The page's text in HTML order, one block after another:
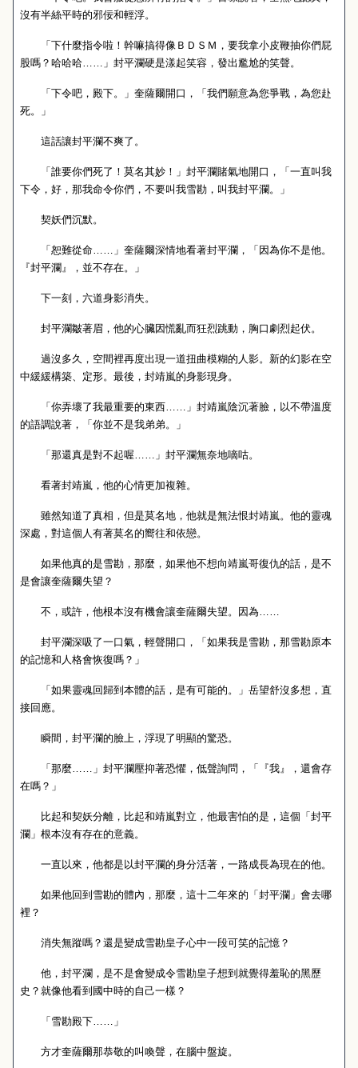
沒有半絲平時的邪佞和輕浮。
「下什麼指令啦！幹嘛搞得像ＢＤＳＭ，要我拿小皮鞭抽你們屁
股嗎？哈哈哈……」封平瀾硬是漾起笑容，發出尷尬的笑聲。
「下令吧，殿下。」奎薩爾開口，「我們願意為您爭戰，為您赴
死。」
這話讓封平瀾不爽了。
「誰要你們死了！莫名其妙！」封平瀾賭氣地開口，「一直叫我
下令，好，那我命令你們，不要叫我雪勘，叫我封平瀾。」
契妖們沉默。
「恕難從命……」奎薩爾深情地看著封平瀾，「因為你不是他。
『封平瀾』，並不存在。」
下一刻，六道身影消失。
封平瀾皺著眉，他的心臟因慌亂而狂烈跳動，胸口劇烈起伏。
過沒多久，空間裡再度出現一道扭曲模糊的人影。新的幻影在空
中緩緩構築、定形。最後，封靖嵐的身影現身。
「你弄壞了我最重要的東西……」封靖嵐陰沉著臉，以不帶溫度
的語調說著，「你並不是我弟弟。」
「那還真是對不起喔……」封平瀾無奈地嘀咕。
看著封靖嵐，他的心情更加複雜。
雖然知道了真相，但是莫名地，他就是無法恨封靖嵐。他的靈魂
深處，對這個人有著莫名的嚮往和依戀。
如果他真的是雪勘，那麼，如果他不想向靖嵐哥復仇的話，是不
是會讓奎薩爾失望？
不，或許，他根本沒有機會讓奎薩爾失望。因為……
封平瀾深吸了一口氣，輕聲開口，「如果我是雪勘，那雪勘原本
的記憶和人格會恢復嗎？」
「如果靈魂回歸到本體的話，是有可能的。」岳望舒沒多想，直
接回應。
瞬間，封平瀾的臉上，浮現了明顯的驚恐。
「那麼……」封平瀾壓抑著恐懼，低聲詢問，「『我』，還會存
在嗎？」
比起和契妖分離，比起和靖嵐對立，他最害怕的是，這個「封平
瀾」根本沒有存在的意義。
一直以來，他都是以封平瀾的身分活著，一路成長為現在的他。
如果他回到雪勘的體內，那麼，這十二年來的「封平瀾」會去哪
裡？
消失無蹤嗎？還是變成雪勘皇子心中一段可笑的記憶？
他，封平瀾，是不是會變成令雪勘皇子想到就覺得羞恥的黑歷
史？就像他看到國中時的自己一樣？
「雪勘殿下……」
方才奎薩爾那恭敬的叫喚聲，在腦中盤旋。